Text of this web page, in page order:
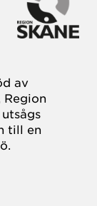
av
till en